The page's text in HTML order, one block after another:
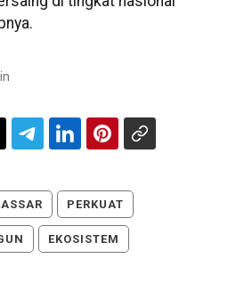
PERKUAT
EKOSISTEM